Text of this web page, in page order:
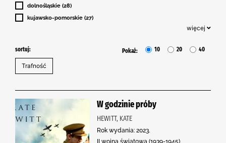
dolnośląskie (28)
kujawsko-pomorskie (27)
więcej
sortuj: Pokaż: 10 20 40
W godzinie próby
HEWITT, KATE
Rok wydania: 2023.